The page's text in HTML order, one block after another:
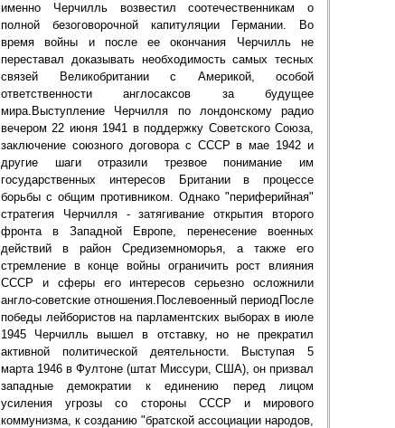
именно Черчилль возвестил соотечественникам о
полной безоговорочной капитуляции Германии. Во
время войны и после ее окончания Черчилль не
переставал доказывать необходимость самых тесных
связей Великобритании с Америкой, особой
ответственности англосаксов за будущее
мира.Выступление Черчилля по лондонскому радио
вечером 22 июня 1941 в поддержку Советского Союза,
заключение союзного договора с СССР в мае 1942 и
другие шаги отразили трезвое понимание им
государственных интересов Британии в процессе
борьбы с общим противником. Однако "периферийная"
стратегия Черчилля - затягивание открытия второго
фронта в Западной Европе, перенесение военных
действий в район Средиземноморья, а также его
стремление в конце войны ограничить рост влияния
СССР и сферы его интересов серьезно осложнили
англо-советские отношения.Послевоенный периодПосле
победы лейбористов на парламентских выборах в июле
1945 Черчилль вышел в отставку, но не прекратил
активной политической деятельности. Выступая 5
марта 1946 в Фултоне (штат Миссури, США), он призвал
западные демократии к единению перед лицом
усиления угрозы со стороны СССР и мирового
коммунизма, к созданию "братской ассоциации народов,